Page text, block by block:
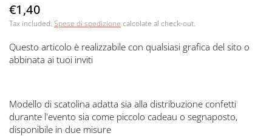
€1,40
Tax included. Spese di spedizione calcolate al check-out.
Questo articolo è realizzabile con qualsiasi grafica del sito o
abbinata ai tuoi inviti
Modello di scatolina adatta sia alla distribuzione confetti
durante l'evento sia come piccolo cadeau o segnaposto,
disponibile in due misure